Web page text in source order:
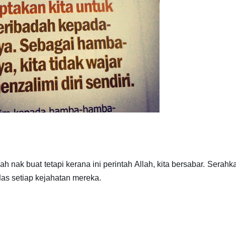
nak buat tetapi kerana ini perintah Allah, kita bersabar.
setiap kejahatan mereka.